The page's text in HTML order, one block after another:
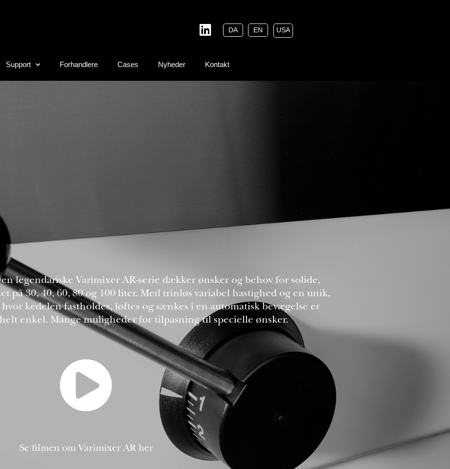
DA EN USA
Support Forhandlere Cases Nyheder Kontakt
legendariske Varimixer AR-serie dækker ønsker og behov for solide,
på 30, 40, 60, 80 og 100 liter. Med trinløs variabel hastighed og en unik,
kedelen fastholdes, løftes og sænkes i en automatisk bevægelse er
enkel. Mange muligheder for tilpasning til specielle ønsker.
Se filmen om Varimixer AR her